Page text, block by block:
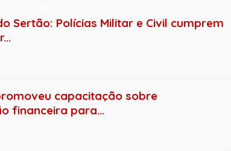
Sertão: Polícias Militar e Civil cumprem
capacitação sobre
financeira para...